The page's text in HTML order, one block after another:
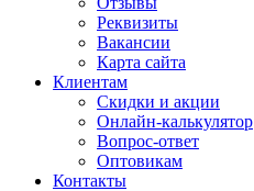
Реквизиты
Вакансии
Карта сайта
Клиентам
Скидки и акции
Онлайн-калькулятор
Вопрос-ответ
Оптовикам
Контакты